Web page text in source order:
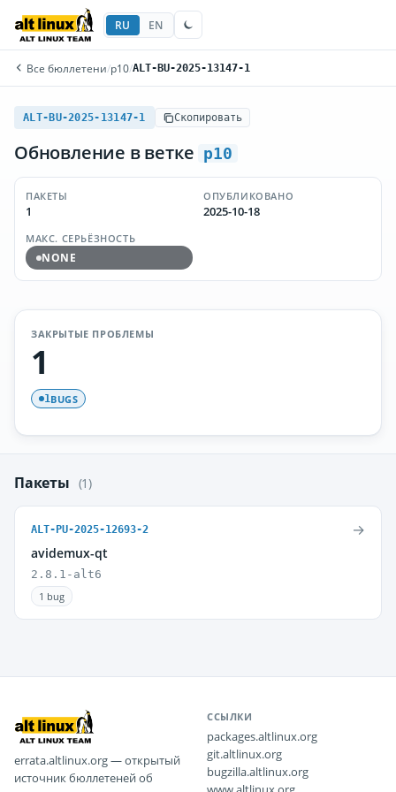
RU EN
Все бюллетени/p10/ALT-BU-2025-13147-1
ALT-BU-2025-13147-1 Скопировать
Обновление в ветке p10
ПАКЕТЫ
1
ОПУБЛИКОВАНО
2025-10-18
МАКС. СЕРЬЁЗНОСТЬ
NONE
ЗАКРЫТЫЕ ПРОБЛЕМЫ
1
1BUGS
Пакеты (1)
ALT-PU-2025-12693-2
avidemux-qt
2.8.1-alt6
1 bug
→
errata.altlinux.org — открытый
источник бюллетеней об
ССЫЛКИ
packages.altlinux.org
git.altlinux.org
bugzilla.altlinux.org